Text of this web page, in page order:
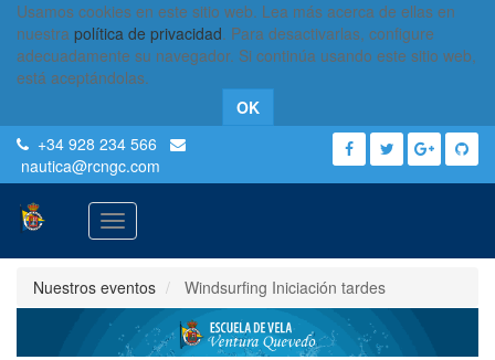
Usamos cookies en este sitio web. Lea más acerca de ellas en
nuestra política de privacidad. Para desactivarlas, configure
adecuadamente su navegador. Si continúa usando este sitio web,
está aceptándolas.
OK
+34 928 234 566
nautica@rcngc.com
Activar
navegación
Nuestros eventos
Windsurfing Iniciación tardes